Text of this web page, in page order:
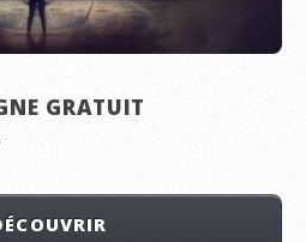
GRATUIT